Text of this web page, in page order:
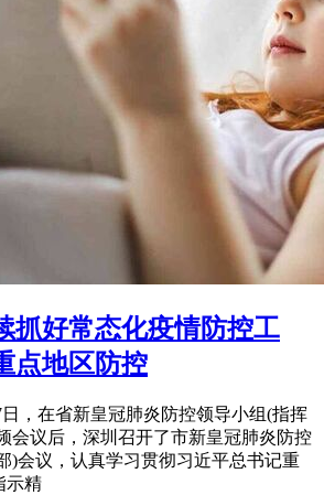
抓好常态化疫情防控工
点地区防控
日，在省新皇冠肺炎防控领导小组(指挥
会议后，深圳召开了市新皇冠肺炎防控
)会议，认真学习贯彻习近平总书记重
示精